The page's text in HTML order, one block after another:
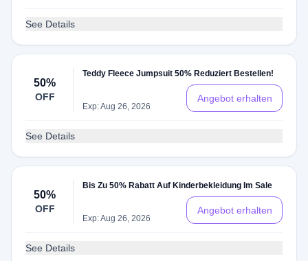
See Details
50%
OFF
Teddy Fleece Jumpsuit 50% Reduziert Bestellen!
Exp: Aug 26, 2026
Angebot erhalten
See Details
50%
OFF
Bis Zu 50% Rabatt Auf Kinderbekleidung Im Sale
Exp: Aug 26, 2026
Angebot erhalten
See Details